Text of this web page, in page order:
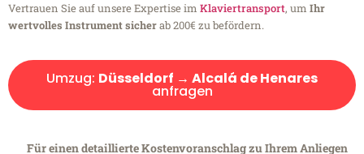
Vertrauen Sie auf unsere Expertise im Klaviertransport, um Ihr
wertvolles Instrument sicherab 200€ zu befördern.
Umzug: Düsseldorf → Alcalá de Henares
anfragen
Für einen detaillierte Kostenvoranschlag zu Ihrem Anliegen